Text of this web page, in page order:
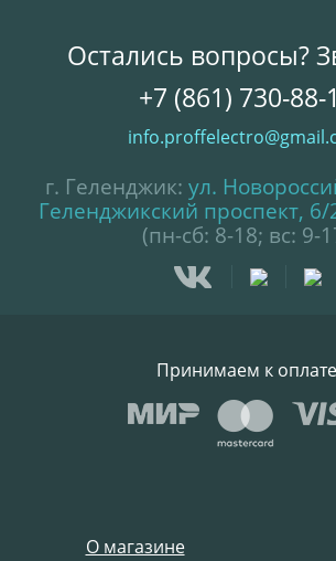
О магазине
Остались вопросы?
+7 (861) 730-88-
г. Геленджик: ул.
Геленджикский проспект,
(пн-сб: 8-18; вс: 9-
Принимаем к оплате